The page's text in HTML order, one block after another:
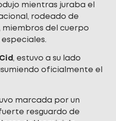
mientras juraba el
rodeado de
miembros del cuerpo
, estuvo a su lado
oficialmente el
marcada por un
resguardo de